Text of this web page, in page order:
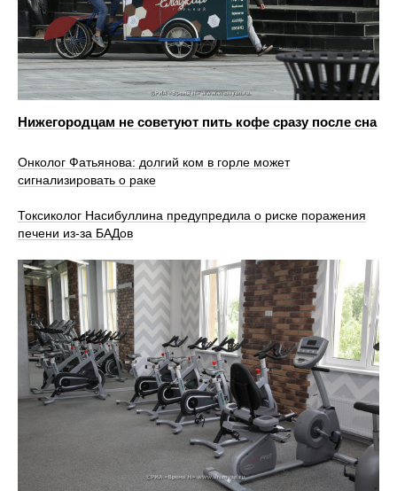
Нижегородцам не советуют пить кофе сразу после сна
Онколог Фатьянова: долгий ком в горле может
сигнализировать о раке
Токсиколог Насибуллина предупредила о риске поражения
печени из-за БАДов